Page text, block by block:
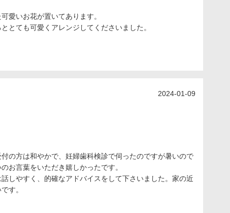
愛いお花が置いてあります。
とても可愛くアレンジしてくださいました。
2024-01-09
の方は和やかで、妊婦歯科検診で伺ったのですが暑いので
お言葉をいただき嬉しかったです。
しやすく、的確なアドバイスをして下さいました。家の近
す。